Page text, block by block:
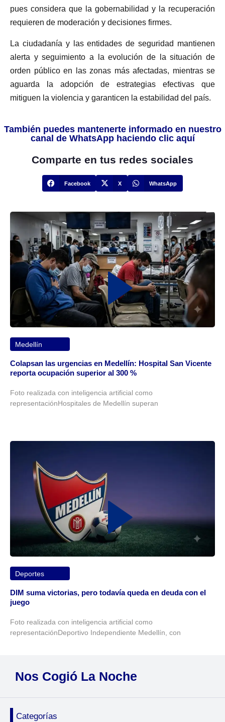
pues considera que la gobernabilidad y la recuperación
requieren de moderación y decisiones firmes.
La ciudadanía y las entidades de seguridad mantienen
alerta y seguimiento a la evolución de la situación de
orden público en las zonas más afectadas, mientras se
aguarda la adopción de estrategias efectivas que
mitiguen la violencia y garanticen la estabilidad del país.
También puedes mantenerte informado en nuestro
canal de WhatsApp haciendo clic aquí
Comparte en tus redes sociales
Facebook X WhatsApp
Medellín
Colapsan las urgencias en Medellín: Hospital San Vicente
reporta ocupación superior al 300 %
Foto realizada con inteligencia artificial como
representaciónHospitales de Medellín superan
Deportes
DIM suma victorias, pero todavía queda en deuda con el
juego
Foto realizada con inteligencia artificial como
representaciónDeportivo Independiente Medellín, con
Nos Cogió La Noche
Categorías